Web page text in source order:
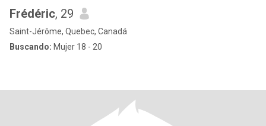
Frédéric, 29
Saint-Jérôme, Quebec, Canadá
Buscando: Mujer 18 - 20